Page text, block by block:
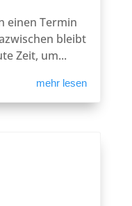
einen Termin
bleibt
Zeit, um...
mehr lesen